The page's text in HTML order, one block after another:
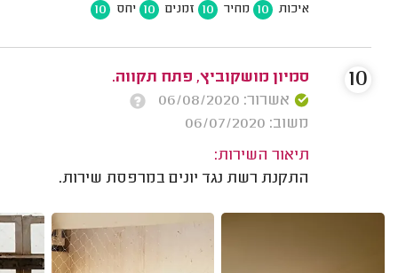
איכות 10 מחיר 10 זמנים 10 יחס 10
סמיון מושקוביץ, פתח תקווה.
אשרור: 06/08/2020
משוב: 06/07/2020
תיאור השירות:
התקנת רשת נגד יונים במרפסת שירות.
10